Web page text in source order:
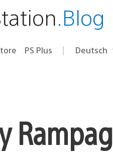
.Blog
PS Plus Select
Aktuelle
Deutsch